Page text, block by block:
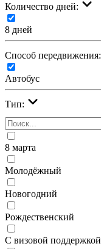
Количество дней:
8 дней
Cпособ передвижения:
Автобус
Тип:
8 марта
Молодёжный
Новогодний
Рождественский
С визовой поддержкой